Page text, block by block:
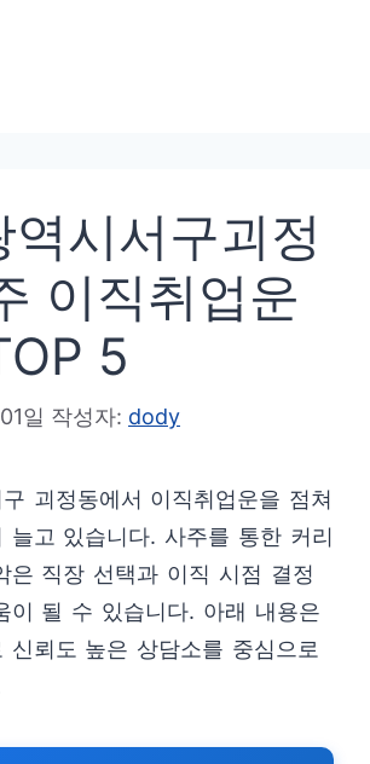
역시서구괴정
이직취업운
5
일 작성자: dody
괴정동에서 이직취업운을 점쳐
늘고 있습니다. 사주를 통한 커리
은 직장 선택과 이직 시점 결정
이 될 수 있습니다. 아래 내용은
신뢰도 높은 상담소를 중심으로